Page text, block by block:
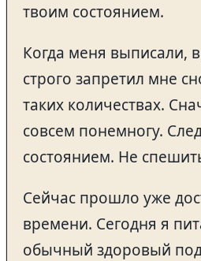
твоим состоянием.
Когда меня выписали,
строго запретил мне
таких количествах.
совсем понемногу.
состоянием. Не
Сейчас прошло уже
времени. Сегодня я
обычный здоровый